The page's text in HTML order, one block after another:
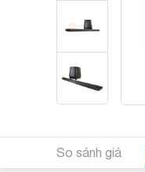
So sánh giá